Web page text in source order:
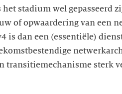
stadium wel gepasseerd
of opwaardering van een
is dan een (essentiële)
transitiemechanisme sterk